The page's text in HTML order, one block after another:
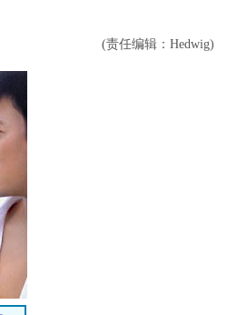
(责任编辑：Hedwig)